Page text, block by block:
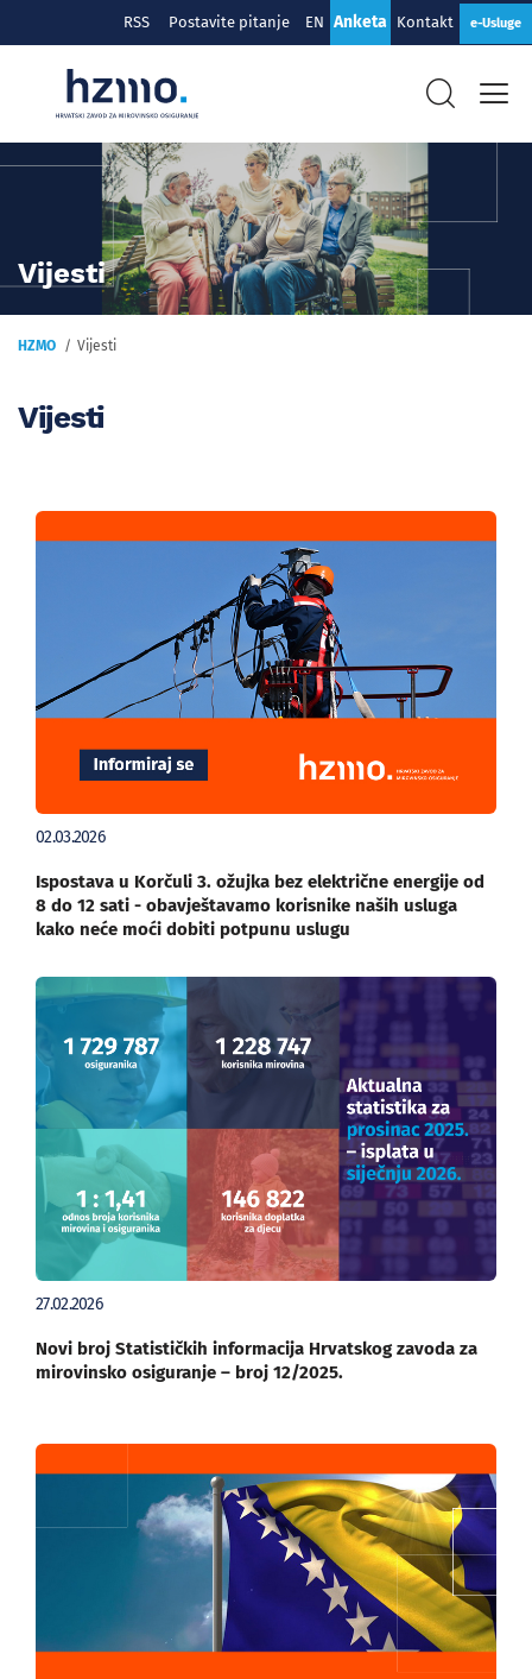
RSS Postavite pitanje EN Anketa Kontakt e-Usluge
Vijesti
HZMO Vijesti
Vijesti
02.03.2026
Ispostava u Korčuli 3. ožujka bez električne energije od
8 do 12 sati - obavještavamo korisnike naših usluga
kako neće moći dobiti potpunu uslugu
27.02.2026
Novi broj Statističkih informacija Hrvatskog zavoda za
mirovinsko osiguranje – broj 12/2025.